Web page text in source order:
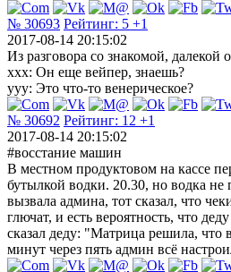
№ 30693 Рейтинг: 5 +1
2017-08-14 20:15:02
Из разговора со знакомой, далекой
ххх: Он еще вейпер, знаешь?
ууу: Это что-то венерическое?
№ 30692 Рейтинг: 12 +1
2017-08-14 20:15:02
#восстание машин
В местном продуктовом на кассе
бутылкой водки. 20.30, но водка не
вызвала админа, тот сказал, что
глючат, и есть вероятность, что
сказал деду: "Матрица решила, что
минут через пять админ всё